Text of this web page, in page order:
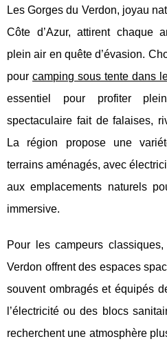
Les Gorges du Verdon, joyau
Côte d’Azur, attirent chaque
plein air en quête d’évasion.
pourcamping sous tente dans
essentiel pour profiter
spectaculaire fait de falaises,
La région propose une
terrains aménagés, avec
aux emplacements naturels
immersive.
Pour les campeurs
Verdon offrent des espaces
souvent ombragés et équipés
l’électricité ou des blocs
recherchent une atmosphère